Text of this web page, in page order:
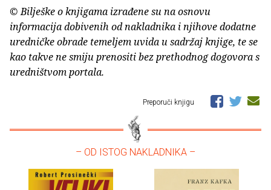
© Bilješke o knjigama izrađene su na osnovu
informacija dobivenih od nakladnika i njihove dodatne
uredničke obrade temeljem uvida u sadržaj knjige, te se
kao takve ne smiju prenositi bez prethodnog dogovora s
uredništvom portala.
Preporuči knjigu
– OD ISTOG NAKLADNIKA –